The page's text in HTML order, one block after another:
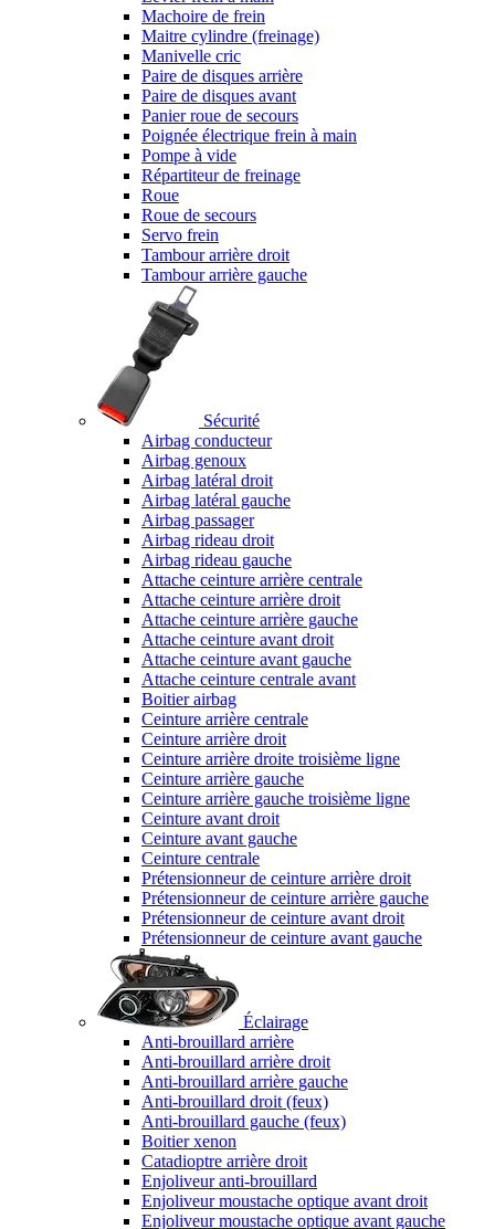
Machoire de frein
Maitre cylindre (freinage)
Manivelle cric
Paire de disques arrière
Paire de disques avant
Panier roue de secours
Poignée électrique frein à main
Pompe à vide
Répartiteur de freinage
Roue
Roue de secours
Servo frein
Tambour arrière droit
Tambour arrière gauche
Sécurité
Airbag conducteur
Airbag genoux
Airbag latéral droit
Airbag latéral gauche
Airbag passager
Airbag rideau droit
Airbag rideau gauche
Attache ceinture arrière centrale
Attache ceinture arrière droit
Attache ceinture arrière gauche
Attache ceinture avant droit
Attache ceinture avant gauche
Attache ceinture centrale avant
Boitier airbag
Ceinture arrière centrale
Ceinture arrière droit
Ceinture arrière droite troisième ligne
Ceinture arrière gauche
Ceinture arrière gauche troisième ligne
Ceinture avant droit
Ceinture avant gauche
Ceinture centrale
Prétensionneur de ceinture arrière droit
Prétensionneur de ceinture arrière gauche
Prétensionneur de ceinture avant droit
Prétensionneur de ceinture avant gauche
Éclairage
Anti-brouillard arrière
Anti-brouillard arrière droit
Anti-brouillard arrière gauche
Anti-brouillard droit (feux)
Anti-brouillard gauche (feux)
Boitier xenon
Catadioptre arrière droit
Enjoliveur anti-brouillard
Enjoliveur moustache optique avant droit
Enjoliveur moustache optique avant gauche